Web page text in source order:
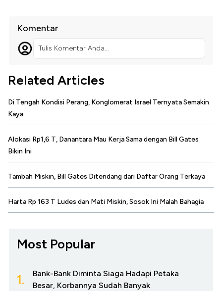
Komentar
Tulis Komentar Anda...
Related Articles
Di Tengah Kondisi Perang, Konglomerat Israel Ternyata Semakin
Kaya
Alokasi Rp1,6 T, Danantara Mau Kerja Sama dengan Bill Gates
Bikin Ini
Tambah Miskin, Bill Gates Ditendang dari Daftar Orang Terkaya
Harta Rp 163 T Ludes dan Mati Miskin, Sosok Ini Malah Bahagia
Most Popular
1.
Bank-Bank Diminta Siaga Hadapi Petaka
Besar, Korbannya Sudah Banyak